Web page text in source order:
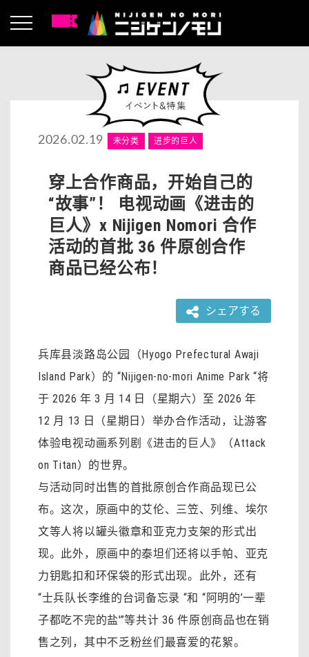
2026.02.19 未分类 进步的巨人
穿上合作商品，开始自己的
“故事”！ 电视动画《进击的
巨人》x Nijigen Nomori 合作
活动的首批 36 件原创合作
商品已经公布！
シェアする
兵库县淡路岛公园（Hyogo Prefectural Awaji
Island Park）的 “Nijigen-no-mori Anime Park “将
于 2026 年 3 月 14 日（星期六）至 2026 年
12 月 13 日（星期日）举办合作活动，让游客
体验电视动画系列剧《进击的巨人》（Attack
on Titan）的世界。
与活动同时出售的首批原创合作商品现已公
布。这次，原画中的艾伦、三笠、列维、埃尔
文等人将以罐头徽章和亚克力支架的形式出
现。此外，原画中的泰坦们还将以手帕、亚克
力钥匙扣和环保袋的形式出现。此外，还有
“士兵队长李维的台词备忘录 “和 “阿明的’一辈
子都吃不完的盐'”等共计 36 件原创商品也在销
售之列，其中不乏粉丝们最喜爱的花絮。